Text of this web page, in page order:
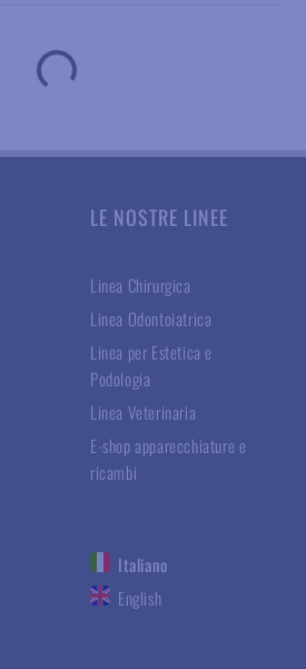
LE NOSTRE LINEE
Linea Chirurgica
Linea Odontoiatrica
Linea per Estetica e
Podologia
Linea Veterinaria
E-shop apparecchiature e
ricambi
Italiano
English